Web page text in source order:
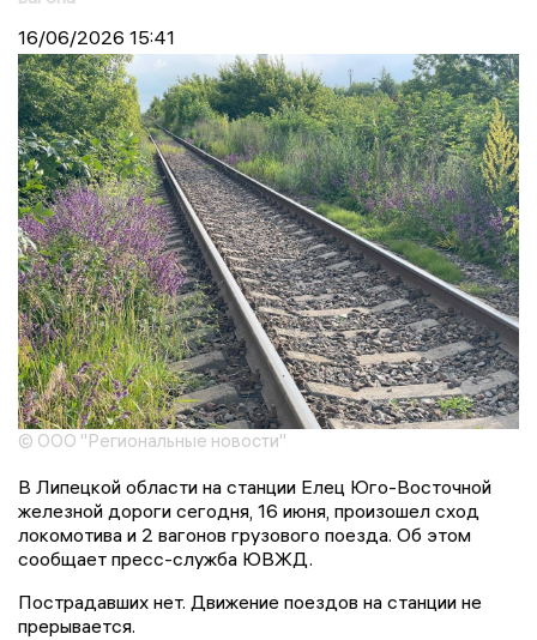
16/06/2026 15:41
© ООО "Региональные новости"
В Липецкой области на станции Елец Юго-Восточной
железной дороги сегодня, 16 июня, произошел сход
локомотива и 2 вагонов грузового поезда. Об этом
сообщает пресс-служба ЮВЖД.
Пострадавших нет. Движение поездов на станции не
прерывается.